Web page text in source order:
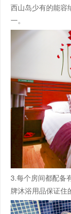
西山岛少有的能容
一。
3.每个房间都配备
牌沐浴用品保证住